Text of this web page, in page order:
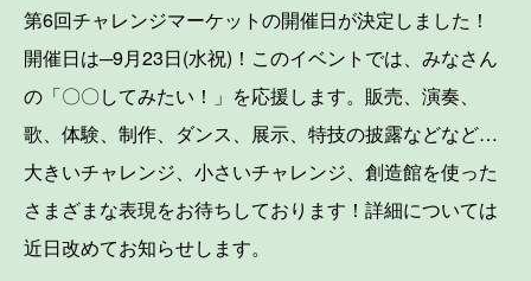
第6回チャレンジマーケットの開催日が決定しました！
開催日は─9月23日(水祝)！このイベントでは、みなさん
の「〇〇してみたい！」を応援します。販売、演奏、
歌、体験、制作、ダンス、展示、特技の披露などなど…
大きいチャレンジ、小さいチャレンジ、創造館を使った
さまざまな表現をお待ちしております！詳細については
近日改めてお知らせします。